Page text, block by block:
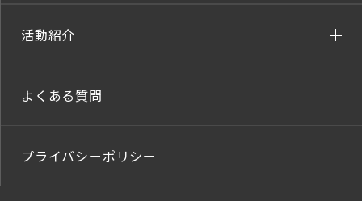
活動紹介
よくある質問
プライバシーポリシー